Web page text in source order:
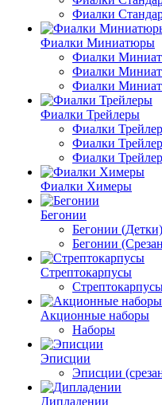
Фиалки
Фиалки Миниатюры
Фиалки
Фиалки
Фиалки
Фиалки Трейлеры
Фиалки
Фиалки
Фиалки
Фиалки Химеры
Бегонии
Бегонии (Детки)
Бегонии
Стрептокарпусы
Акционные наборы
Наборы
Эписции
Эписции
Дипладении